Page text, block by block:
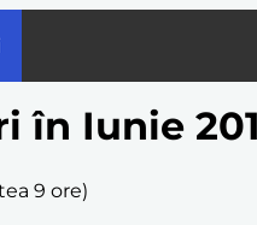
în Iunie
9 ore)